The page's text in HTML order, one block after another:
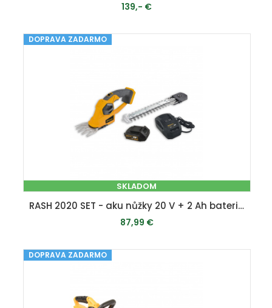
139,- €
PRIDAŤ DO KOŠÍKA
DOPRAVA ZADARMO
SKLADOM
RASH 2020 SET - aku nůžky 20 V + 2 Ah baterie + nabíječka
87,99 €
PRIDAŤ DO KOŠÍKA
DOPRAVA ZADARMO